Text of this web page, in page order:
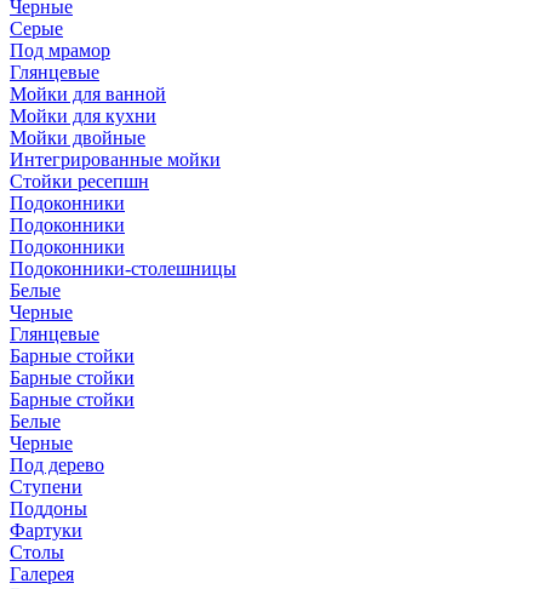
Черные
Серые
Под мрамор
Глянцевые
Мойки для ванной
Мойки для кухни
Мойки двойные
Интегрированные мойки
Стойки ресепшн
Подоконники
Подоконники
Подоконники
Подоконники-столешницы
Белые
Черные
Глянцевые
Барные стойки
Барные стойки
Барные стойки
Белые
Черные
Под дерево
Ступени
Поддоны
Фартуки
Столы
Галерея